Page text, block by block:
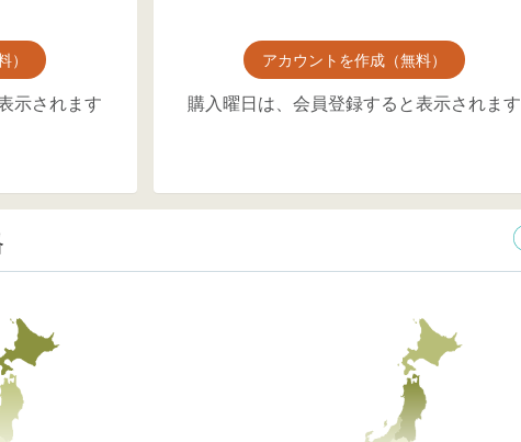
示されます
アカウントを作成（無料）
購入曜日は、会員登録すると表示されます